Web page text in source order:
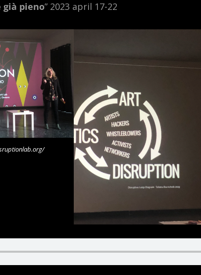
già pieno” 2023 april 17-22